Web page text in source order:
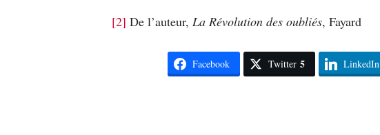
[2] De l’auteur, La Révolution des oubliés, Fayard
Facebook Twitter 5 LinkedIn